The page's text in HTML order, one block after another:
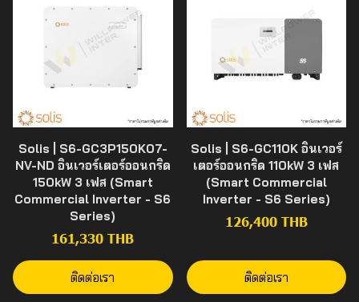
Solis | S6-GC3P150K07-
NV-ND อินเวอร์เตอร์ออนกริด
150kW 3 เฟส (Smart
Commercial Inverter - S6
Series)
161,330 THB
ติดต่อเรา
Solis | S6-GC110K อินเวอร์
เตอร์ออนกริด 110kW 3 เฟส
(Smart Commercial
Inverter - S6 Series)
126,400 THB
ติดต่อเรา